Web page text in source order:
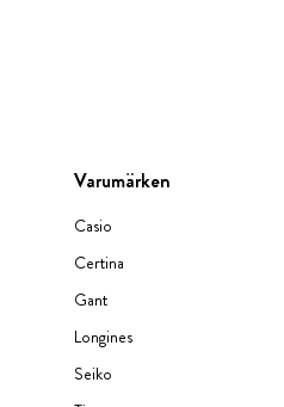
Varumärken
Casio
Certina
Gant
Longines
Seiko